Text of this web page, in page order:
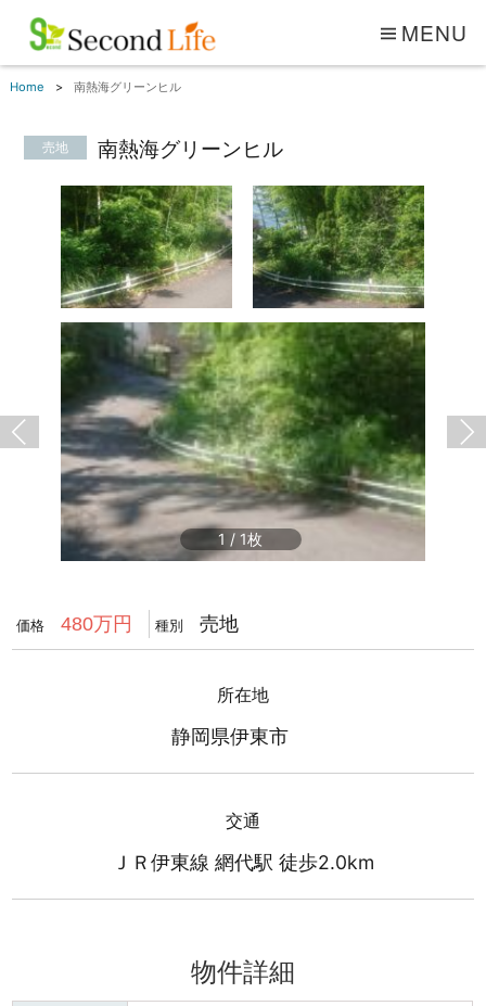
MENU
Home 南熱海グリーンヒル
売地 南熱海グリーンヒル
1 / 1
価格 480万円 種別 売地
所在地
静岡県伊東市
交通
ＪＲ伊東線 網代駅 徒歩2.0km
物件詳細